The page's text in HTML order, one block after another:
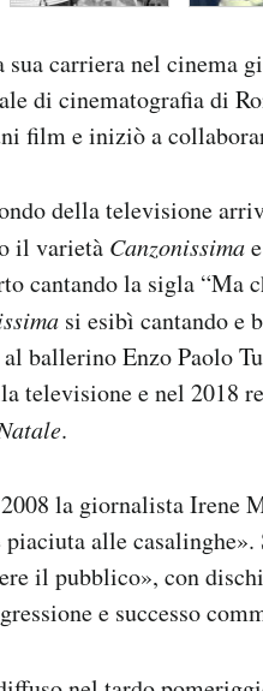
carriera nel cinema
di cinematografia di
film e iniziò a
della televisione
il varietà Canzonissima
cantando la sigla “Ma
si esibì cantando e
ballerino Enzo Paolo
televisione e nel 2018
.
la giornalista Irene
piaciuta alle
il pubblico», con
e successo